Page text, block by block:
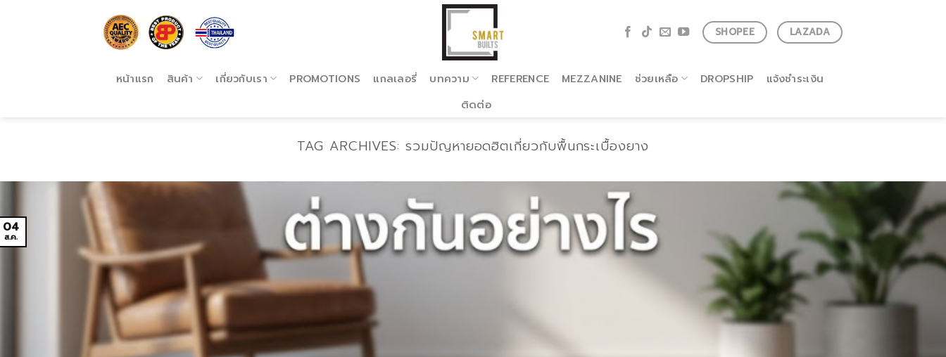
SHOPEE LAZADA
หน้าแรก สินค้า เกี่ยวกับเรา PROMOTIONS แกลเลอรี่ บทความ REFERENCE MEZZANINE ช่วยเหลือ DROPSHIP
แจ้งชำระเงิน
ติดต่อ
TAG ARCHIVES:รวมปัญหายอดฮิตเกี่ยวกับพื้นกระเบื้องยาง
04
ส.ค.